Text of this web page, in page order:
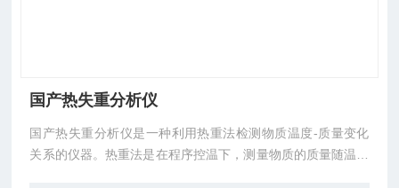
国产热失重分析仪
国产热失重分析仪是一种利用热重法检测物质温度-质量变化
关系的仪器。热重法是在程序控温下，测量物质的质量随温度